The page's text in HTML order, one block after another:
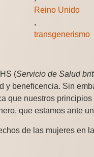
Reino Unido
,
transgenerismo
(Servicio de Salud
y beneficencia. Sin
que nuestros
que estamos ante
de las mujeres en